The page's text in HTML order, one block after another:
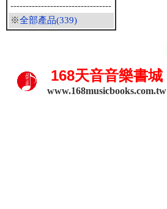
---------------------------------
※全部產品(339)
168天音音樂書城
www.168musicbooks.com.tw